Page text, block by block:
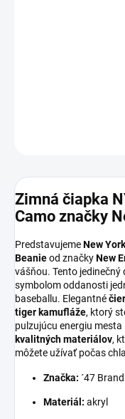
Zimná čiapka
Camo značky
PredstavujemeNew
Beanieod značkyNew
vášňou. Tento jedinečný
symbolom oddanosti
baseballu. Elegantné
tiger kamufláže, ktorý
pulzujúcu energiu mesta
kvalitných materiálov,
môžete užívať počas
Značka: ´47 Brand
Materiál: akryl